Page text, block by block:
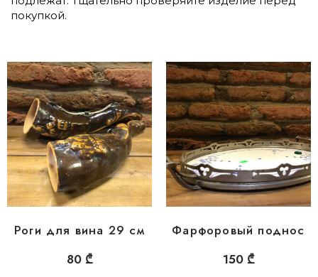
покупкой.
Роги для вина 29 см
80 ₾
Фарфоровый поднос
150 ₾